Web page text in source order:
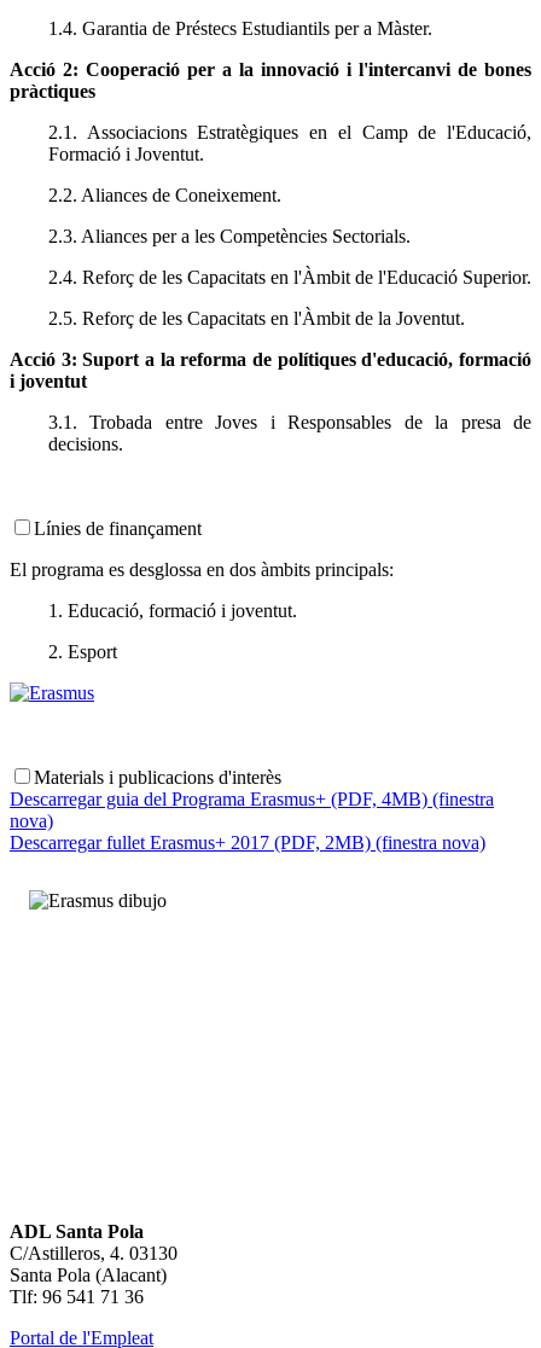
1.4. Garantia de Préstecs Estudiantils per a Màster.
Acció 2: Cooperació per a la innovació i l'intercanvi de bones
pràctiques
2.1. Associacions Estratègiques en el Camp de l'Educació,
Formació i Joventut.
2.2. Aliances de Coneixement.
2.3. Aliances per a les Competències Sectorials.
2.4. Reforç de les Capacitats en l'Àmbit de l'Educació Superior.
2.5. Reforç de les Capacitats en l'Àmbit de la Joventut.
Acció 3: Suport a la reforma de polítiques d'educació, formació
i joventut
3.1. Trobada entre Joves i Responsables de la presa de
decisions.
Línies de finançament
El programa es desglossa en dos àmbits principals:
1. Educació, formació i joventut.
2. Esport
Materials i publicacions d'interès
Descarregar guia del Programa Erasmus+ (PDF, 4MB) (finestra
nova)
Descarregar fullet Erasmus+ 2017 (PDF, 2MB) (finestra nova)
ADL Santa Pola
C/Astilleros, 4. 03130
Santa Pola (Alacant)
Tlf: 96 541 71 36
Portal de l'Empleat